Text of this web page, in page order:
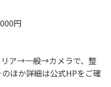
円
ア→一般→カメラで、整
ほか詳細は公式HPをご確